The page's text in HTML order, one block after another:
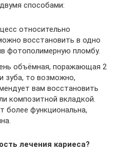
способами:
относительно
восстановить в одно
фотополимерную пломбу.
объёмная, поражающая 2
зуба, то возможно,
вам восстановить
композитной вкладкой.
более функциональна,
лечения кариеса?